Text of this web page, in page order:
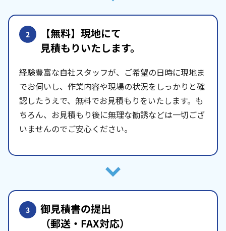
2 【無料】現地にて
見積もりいたします。
経験豊富な自社スタッフが、ご希望の日時に現地ま
でお伺いし、作業内容や現場の状況をしっかりと確
認したうえで、無料でお見積もりをいたします。も
ちろん、お見積もり後に無理な勧誘などは一切ござ
いませんのでご安心ください。
3 御見積書の提出
（郵送・FAX対応）